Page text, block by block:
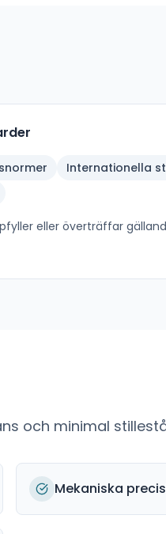
Internationella
eller överträffar
och minimal
Mekaniska